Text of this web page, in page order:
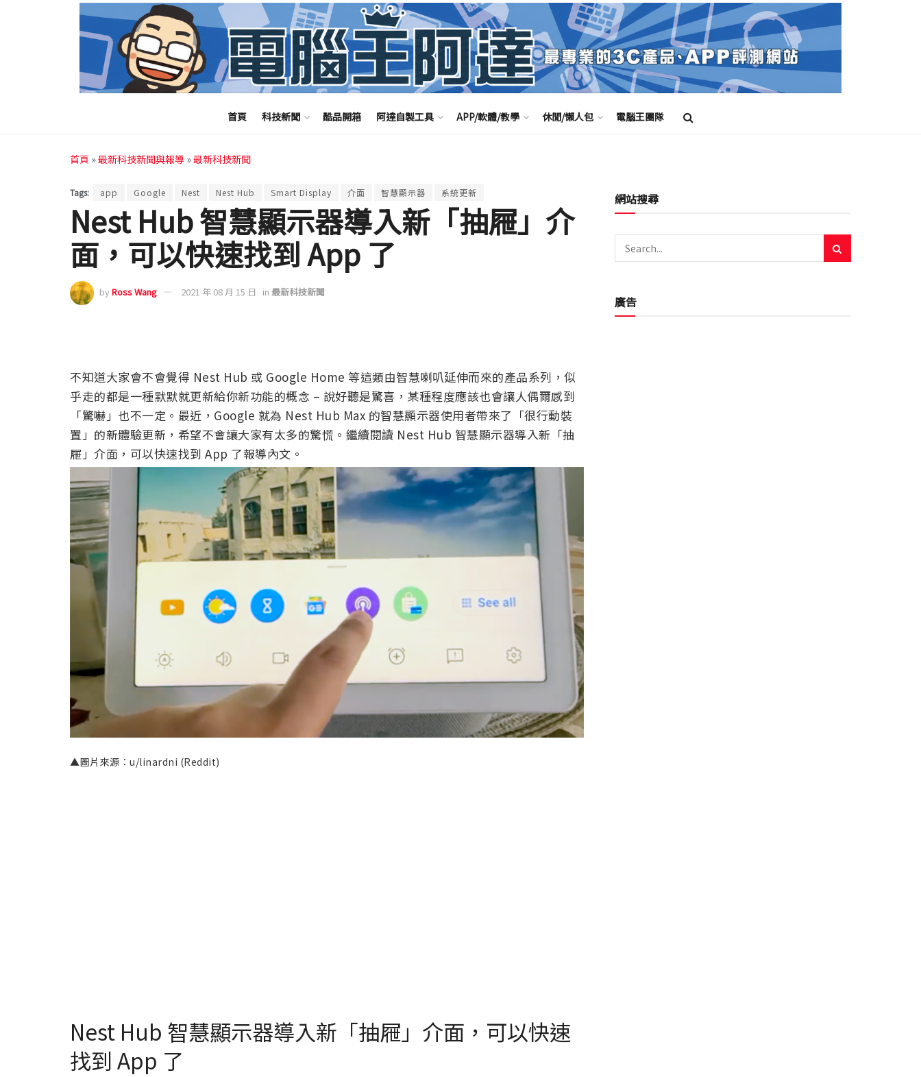
首頁 科技新聞 酷品開箱 阿達自製工具 APP/軟體/教學 休閒/懶人包 電腦王團隊
首頁 »最新科技新聞與報導 »最新科技新聞
Tags: app Google Nest Nest Hub Smart Display 介面 智慧顯示器 系統更新
Nest Hub 智慧顯示器導入新「抽屜」介
面，可以快速找到 App 了
byRoss Wang 2021 年 08 月 15 日 in 最新科技新聞
不知道大家會不會覺得 Nest Hub 或 Google Home 等這類由智慧喇叭延伸而來的產品系列，似
乎走的都是一種默默就更新給你新功能的概念 – 說好聽是驚喜，某種程度應該也會讓人偶爾感到
「驚嚇」也不一定。最近，Google 就為 Nest Hub Max 的智慧顯示器使用者帶來了「很行動裝
置」的新體驗更新，希望不會讓大家有太多的驚慌。繼續閱讀 Nest Hub 智慧顯示器導入新「抽
屜」介面，可以快速找到 App 了報導內文。
▲圖片來源：u/linardni (Reddit)
Nest Hub 智慧顯示器導入新「抽屜」介面，可以快速
找到 App 了
網站搜尋
廣告